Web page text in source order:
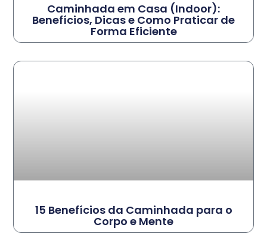
Caminhada em Casa (Indoor):
Benefícios, Dicas e Como Praticar de
Forma Eficiente
15 Benefícios da Caminhada para o
Corpo e Mente